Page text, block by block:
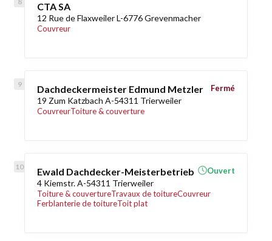
CTA SA
12 Rue de Flaxweiler L-6776 Grevenmacher
Couvreur
Dachdeckermeister Edmund Metzler
19 Zum Katzbach A-54311 Trierweiler
CouvreurToiture & couverture
Fermé
Ewald Dachdecker-Meisterbetrieb
4 Kiemstr. A-54311 Trierweiler
Toiture & couvertureTravaux de toitureCouvreur
Ferblanterie de toitureToit plat
Ouvert